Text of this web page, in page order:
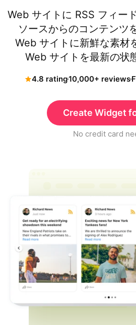
Web サイトに RSS フィー
ソースからのコンテンツ
Web サイトに新鮮な素材
Web サイトを最新の状
4.8 rating10,000+ reviews
Create Widget
No credit card